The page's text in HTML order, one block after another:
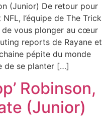
(Junior) De retour pour
l’équipe de The Trick
de vous plonger au cœur
reports de Rayane et
pépite du monde
de se planter […]
Robinson,
(Junior)